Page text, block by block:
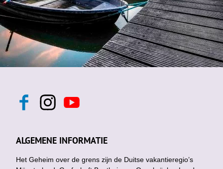
F
b
o
k
I
n
a
g
a
Y
o
u
b
ALGEMENE INFORMATIE
Het Geheim over de grens zijn de Duitse vakantieregio’s